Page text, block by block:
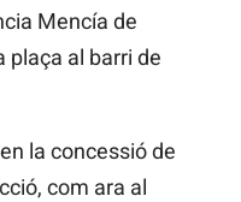
Mencía de
plaça al barri de
la concessió de
com ara al